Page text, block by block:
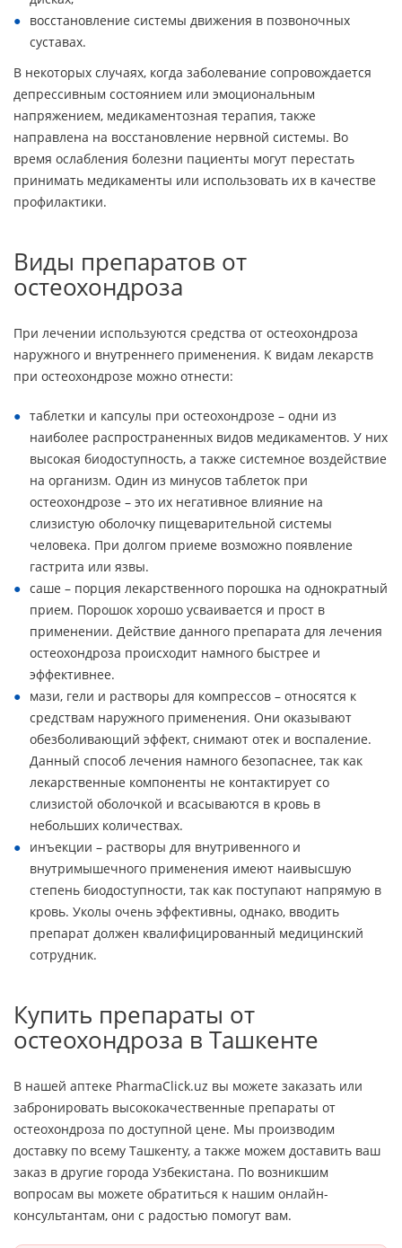
восстановление системы движения в позвоночных
суставах.
В некоторых случаях, когда заболевание сопровождается
депрессивным состоянием или эмоциональным
напряжением, медикаментозная терапия, также
направлена на восстановление нервной системы. Во
время ослабления болезни пациенты могут перестать
принимать медикаменты или использовать их в качестве
профилактики.
Виды препаратов от
остеохондроза
При лечении используются средства от остеохондроза
наружного и внутреннего применения. К видам лекарств
при остеохондрозе можно отнести:
таблетки и капсулы при остеохондрозе – одни из
наиболее распространенных видов медикаментов. У них
высокая биодоступность, а также системное воздействие
на организм. Один из минусов таблеток при
остеохондрозе – это их негативное влияние на
слизистую оболочку пищеварительной системы
человека. При долгом приеме возможно появление
гастрита или язвы.
саше – порция лекарственного порошка на однократный
прием. Порошок хорошо усваивается и прост в
применении. Действие данного препарата для лечения
остеохондроза происходит намного быстрее и
эффективнее.
мази, гели и растворы для компрессов – относятся к
средствам наружного применения. Они оказывают
обезболивающий эффект, снимают отек и воспаление.
Данный способ лечения намного безопаснее, так как
лекарственные компоненты не контактирует со
слизистой оболочкой и всасываются в кровь в
небольших количествах.
инъекции – растворы для внутривенного и
внутримышечного применения имеют наивысшую
степень биодоступности, так как поступают напрямую в
кровь. Уколы очень эффективны, однако, вводить
препарат должен квалифицированный медицинский
сотрудник.
Купить препараты от
остеохондроза в Ташкенте
В нашей аптеке PharmaClick.uz вы можете заказать или
забронировать высококачественные препараты от
остеохондроза по доступной цене. Мы производим
доставку по всему Ташкенту, а также можем доставить ваш
заказ в другие города Узбекистана. По возникшим
вопросам вы можете обратиться к нашим онлайн-
консультантам, они с радостью помогут вам.